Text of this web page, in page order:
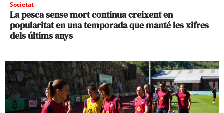
Societat
La pesca sense mort continua creixent en
popularitat en una temporada que manté les xifres
dels últims anys